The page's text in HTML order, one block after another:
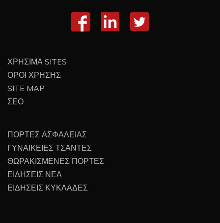
ΧΡΗΣΙΜΑ SITES
ΟΡΟΙ ΧΡΗΣΗΣ
SITE MAP
ΣΕΟ
ΠΟΡΤΕΣ ΑΣΦΑΛΕΙΑΣ
ΓΥΝΑΙΚΕΙΕΣ ΤΣΑΝΤΕΣ
ΘΩΡΑΚΙΣΜΕΝΕΣ ΠΟΡΤΕΣ
ΕΙΔΗΣΕΙΣ ΝΕΑ
ΕΙΔΗΣΕΙΣ ΚΥΚΛΑΔΕΣ